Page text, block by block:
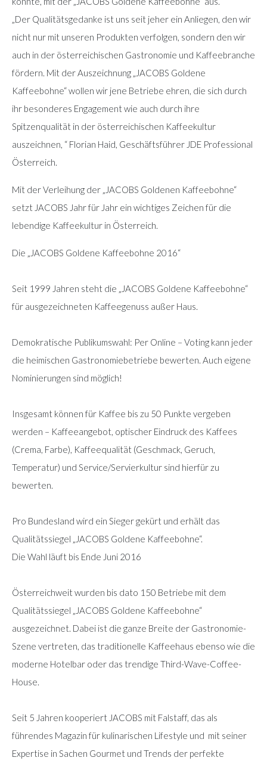
„Der Qualitätsgedanke ist uns seit jeher ein Anliegen, den wir
nicht nur mit unseren Produkten verfolgen, sondern den wir
auch in der österreichischen Gastronomie und Kaffeebranche
fördern. Mit der Auszeichnung „JACOBS Goldene
Kaffeebohne“ wollen wir jene Betriebe ehren, die sich durch
ihr besonderes Engagement wie auch durch ihre
Spitzenqualität in der österreichischen Kaffeekultur
auszeichnen, “ Florian Haid, Geschäftsführer JDE Professional
Österreich.
Mit der Verleihung der „JACOBS Goldenen Kaffeebohne“
setzt JACOBS Jahr für Jahr ein wichtiges Zeichen für die
lebendige Kaffeekultur in Österreich.
Die „JACOBS Goldene Kaffeebohne 2016“
Seit 1999 Jahren steht die „JACOBS Goldene Kaffeebohne“
für ausgezeichneten Kaffeegenuss außer Haus.
Demokratische Publikumswahl: Per Online – Voting kann jeder
die heimischen Gastronomiebetriebe bewerten. Auch eigene
Nominierungen sind möglich!
Insgesamt können für Kaffee bis zu 50 Punkte vergeben
werden – Kaffeeangebot, optischer Eindruck des Kaffees
(Crema, Farbe), Kaffeequalität (Geschmack, Geruch,
Temperatur) und Service/Servierkultur sind hierfür zu
bewerten.
Pro Bundesland wird ein Sieger gekürt und erhält das
Qualitätssiegel „JACOBS Goldene Kaffeebohne“.
Die Wahl läuft bis Ende Juni 2016
Österreichweit wurden bis dato 150 Betriebe mit dem
Qualitätssiegel „JACOBS Goldene Kaffeebohne“
ausgezeichnet. Dabei ist die ganze Breite der Gastronomie-
Szene vertreten, das traditionelle Kaffeehaus ebenso wie die
moderne Hotelbar oder das trendige Third-Wave-Coffee-
House.
Seit 5 Jahren kooperiert JACOBS mit Falstaff, das als
führendes Magazin für kulinarischen Lifestyle und mit seiner
Expertise in Sachen Gourmet und Trends der perfekte